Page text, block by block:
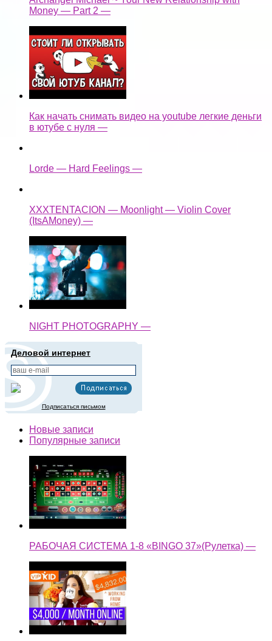
Money — Part 2 —
Как начать снимать видео на youtube легкие деньги
в ютубе с нуля —
Lorde — Hard Feelings —
XXXTENTACION — Moonlight — Violin Cover
(ItsAMoney) —
NIGHT PHOTOGRAPHY —
Деловой интернет
Подписаться письмом
Новые записи
Популярные записи
РАБОЧАЯ СИСТЕМА 1-8 «BINGO 37»(Рулетка) —